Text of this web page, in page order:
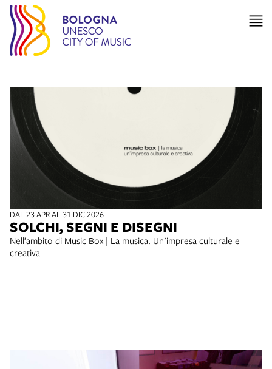
DAL 23 APR AL 31 DIC 2026
SOLCHI, SEGNI E DISEGNI
Nell’ambito di Music Box | La musica. Un'impresa culturale e
creativa